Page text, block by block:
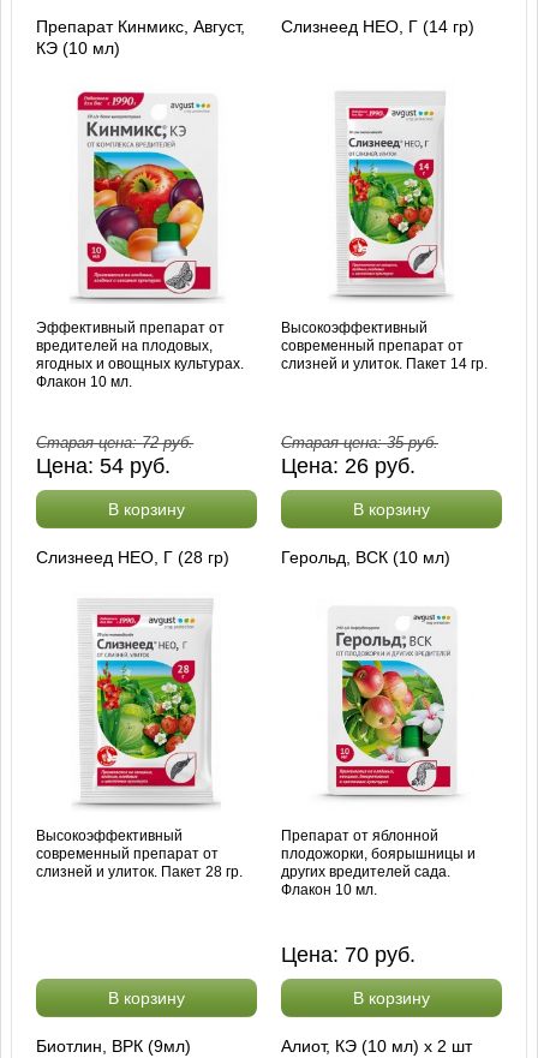
Препарат Кинмикс, Август,
КЭ (10 мл)
Эффективный препарат от
вредителей на плодовых,
ягодных и овощных культурах.
Флакон 10 мл.
Старая цена:72руб.
Цена:54 руб.
В корзину
Слизнеед НЕО, Г (14 гр)
Высокоэффективный
современный препарат от
слизней и улиток. Пакет 14 гр.
Старая цена:35руб.
Цена: 26 руб.
В корзину
Слизнеед НЕО, Г (28 гр)
Высокоэффективный
современный препарат от
слизней и улиток. Пакет 28 гр.
В корзину
Герольд, ВСК (10 мл)
Препарат от яблонной
плодожорки, боярышницы и
других вредителей сада.
Флакон 10 мл.
Цена: 70 руб.
В корзину
Биотлин, ВРК (9мл) Алиот, КЭ (10 мл) х 2 шт